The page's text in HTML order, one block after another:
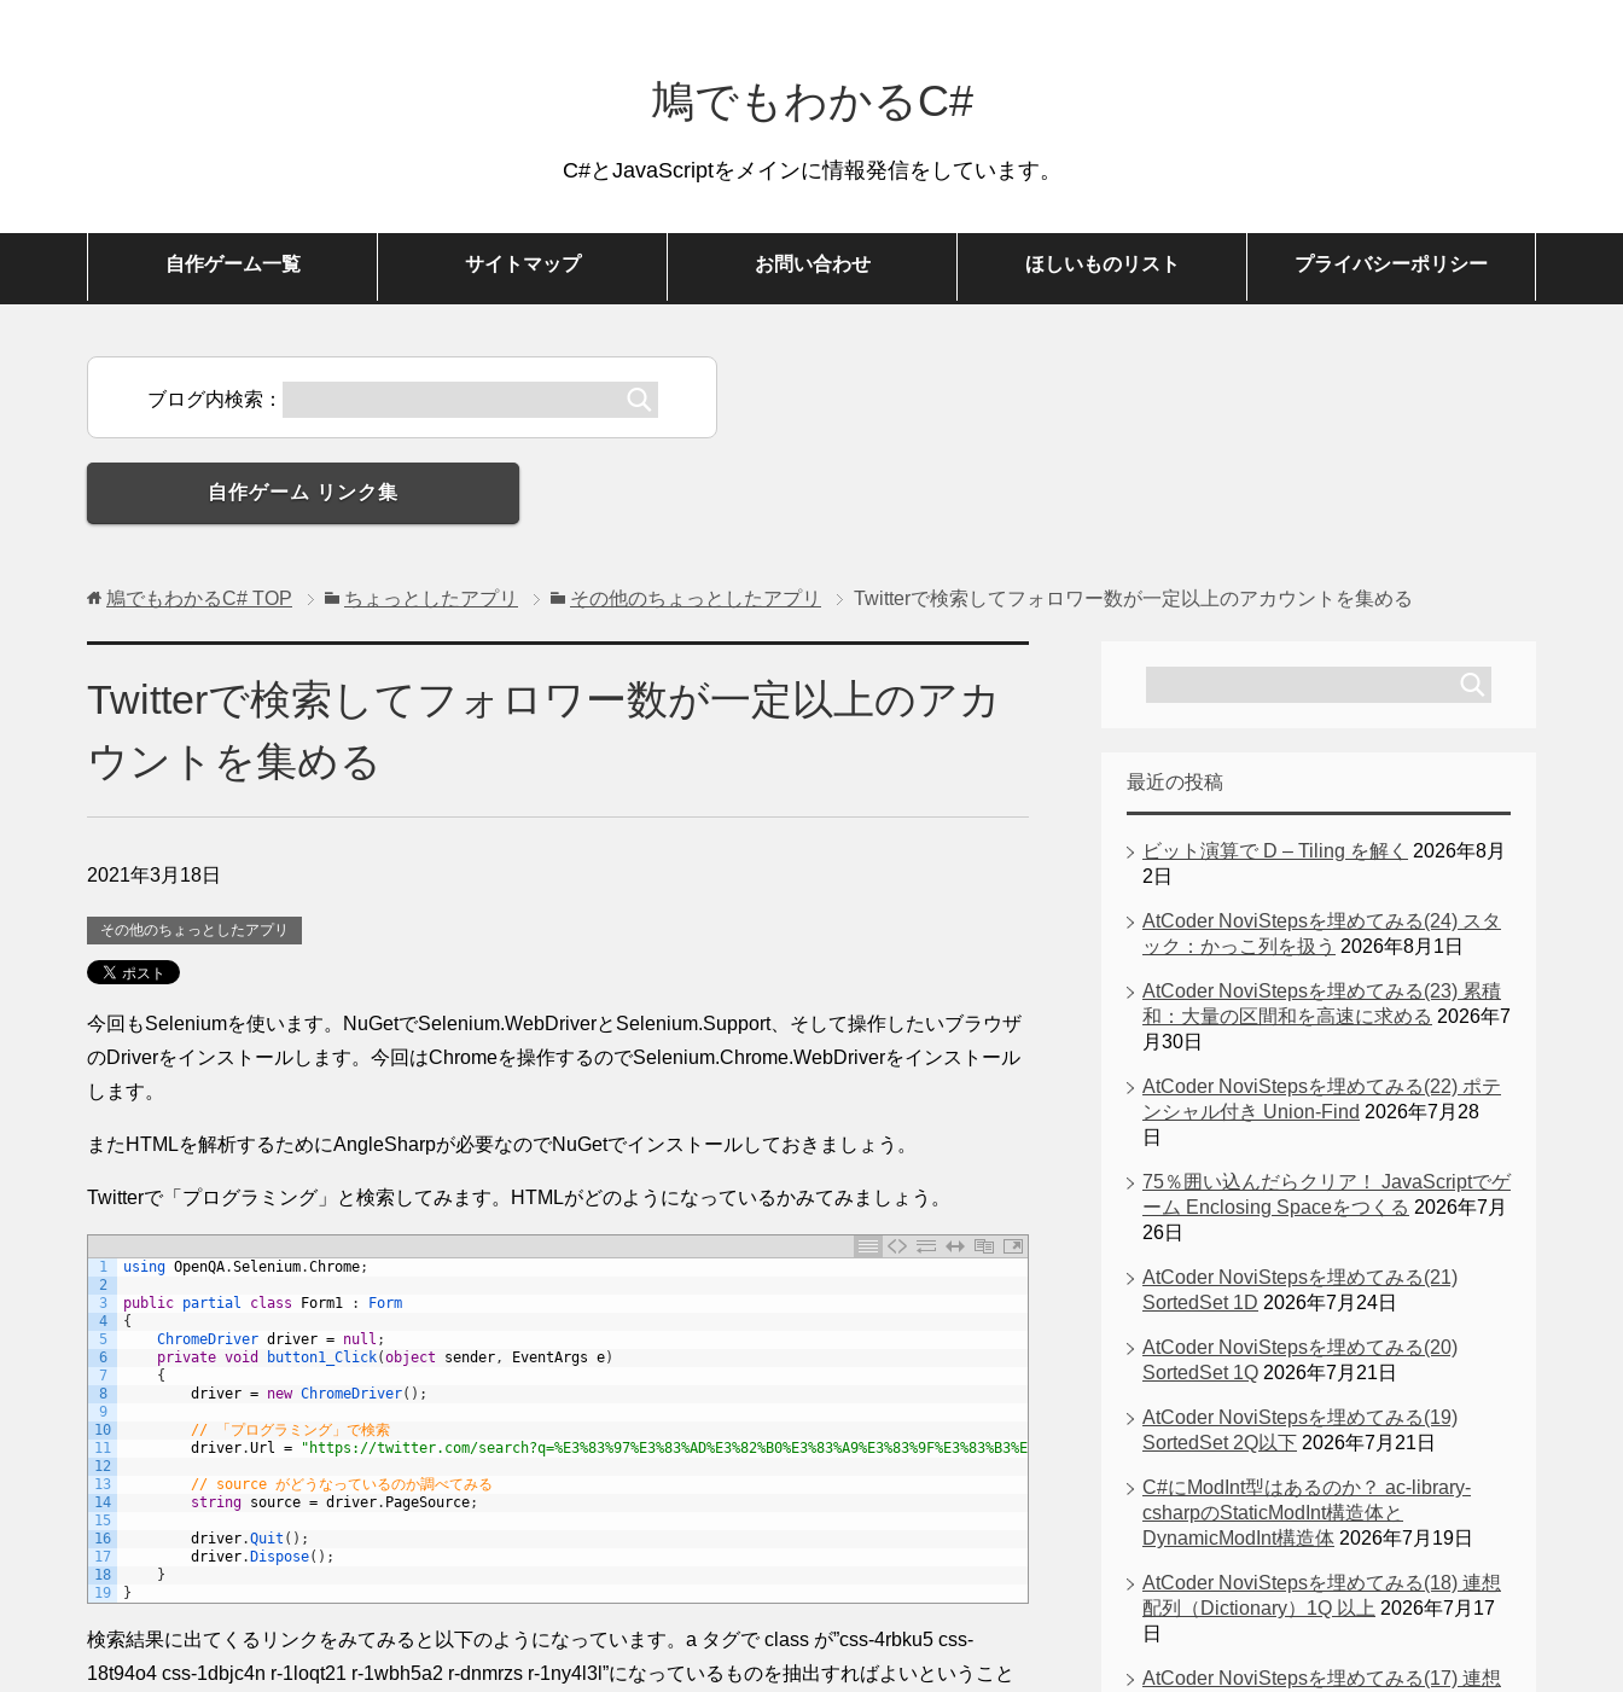
鳩でもわかるC#
C#とJavaScriptをメインに情報発信をしています。
自作ゲーム一覧 サイトマップ お問い合わせ ほしいものリスト プライバシーポリシー
ブログ内検索：
自作ゲーム リンク集
鳩でもわかるC# TOP ちょっとしたアプリ その他のちょっとしたアプリ Twitterで検索してフォロワー数が一定以上のアカウントを集める
Twitterで検索してフォロワー数が一定以上のアカ
ウントを集める
2021年3月18日
その他のちょっとしたアプリ
今回もSeleniumを使います。NuGetでSelenium.WebDriverとSelenium.Support、そして操作したいブラウザ
のDriverをインストールします。今回はChromeを操作するのでSelenium.Chrome.WebDriverをインストール
します。
またHTMLを解析するためにAngleSharpが必要なのでNuGetでインストールしておきましょう。
Twitterで「プログラミング」と検索してみます。HTMLがどのようになっているかみてみましょう。
1
2
3
4
5
6
7
8
9
10
11
12
13
14
15
16
17
18
19
using OpenQA.Selenium.Chrome;
public partial class Form1 :
Form
{
ChromeDriver driver = null ;
private void button1_Click(object sender, EventArgs e)
{
driver = new ChromeDriver( ) ;
// 「プログラミング」で検索
driver.Url = "https://twitter.com/search?q=%E3%83%97%E3%83%AD%E3%82%B0%E3%83%A9%E3%83%9F%E3%83%B3%E3%82%B0"
// source がどうなっているのか調べてみる
string source = driver. PageSource;
driver.Quit ( ) ;
driver. Dispose( ) ;
}
}
検索結果に出てくるリンクをみてみると以下のようになっています。a タグで class が”css-4rbku5 css-
18t94o4 css-1dbjc4n r-1loqt21 r-1wbh5a2 r-dnmrzs r-1ny4l3l”になっているものを抽出すればよいということ
最近の投稿
ビット演算で D – Tiling を解く
2026年8月
2日
AtCoder NoviStepsを埋めてみる(24) スタ
ック：かっこ列を扱う 2026年8月1日
AtCoder NoviStepsを埋めてみる(23) 累積
和：大量の区間和を高速に求める 2026年7
月30日
AtCoder NoviStepsを埋めてみる(22) ポテ
ンシャル付き Union-Find 2026年7月28
日
75％囲い込んだらクリア！ JavaScriptでゲ
ーム Enclosing Spaceをつくる 2026年7月
26日
AtCoder NoviStepsを埋めてみる(21)
SortedSet 1D 2026年7月24日
AtCoder NoviStepsを埋めてみる(20)
SortedSet 1Q 2026年7月21日
AtCoder NoviStepsを埋めてみる(19)
SortedSet 2Q以下 2026年7月21日
C#にModInt型はあるのか？ ac-library-
csharpのStaticModInt構造体と
DynamicModInt構造体 2026年7月19日
AtCoder NoviStepsを埋めてみる(18) 連想
配列（Dictionary）1Q 以上 2026年7月17
日
AtCoder NoviStepsを埋めてみる(17) 連想